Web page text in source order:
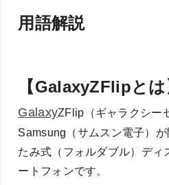
用語解説
【GalaxyZFlipとは
GalaxyZFlip（ギャラクシー
Samsung（サムスン電子）
たみ式（フォルダブル）ディ
ートフォンです。